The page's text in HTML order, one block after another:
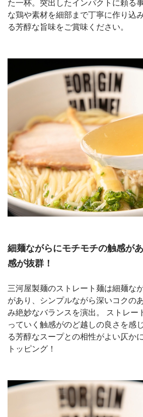
た一杯。突出したインパクトに頼る
な鶏や素材を細部まで丁寧に作り込
る芳醇な旨味をご賞味ください。
細麺ながらにモチモチの触感が
感が抜群！
三河屋製麺のストレート麺は細麺な
があり、シンプルながら深いコクの
み絶妙なバランスを演出。 ストレー
っていく触感がのど越しの良さを感
る芳醇なスープとの相性がよい仄か
トッピング！